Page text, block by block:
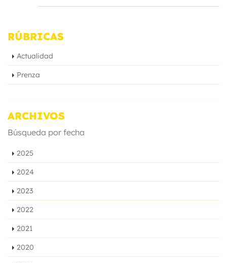
RÚBRICAS
Actualidad
Prenza
ARCHIVOS
Búsqueda por fecha
2025
2024
2023
2022
2021
2020